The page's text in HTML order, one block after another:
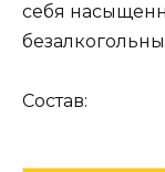
себя
Состав: